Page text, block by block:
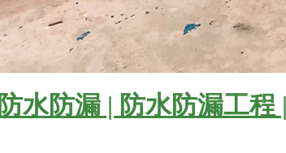
防水防漏 | 防水防漏工程